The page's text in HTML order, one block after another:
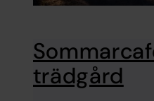
trädgård